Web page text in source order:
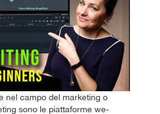
nel campo del marketing o
sono le piattaforme we-